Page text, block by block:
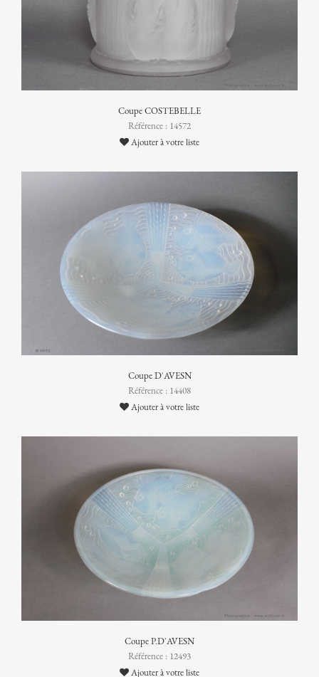
Coupe COSTEBELLE
Référence : 14572
Ajouter à votre liste
Coupe D'AVESN
Référence : 14408
Ajouter à votre liste
Coupe P.D'AVESN
Référence : 12493
Ajouter à votre liste